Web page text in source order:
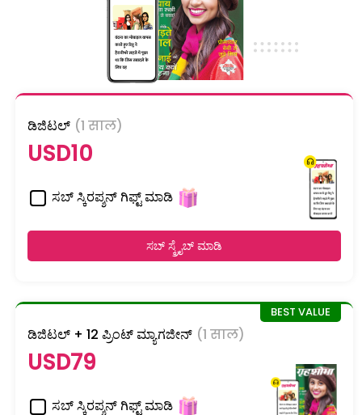
ಡಿಜಿಟಲ್ (1 साल)
USD10
ಸಬ್ ಸ್ಕಿರಪ್ಶನ್ ಗಿಫ್ಟ್ ಮಾಡಿ
ಸಬ್ ಸ್ಕ್ರೈಬ್ ಮಾಡಿ
ಡಿಜಿಟಲ್ + 12 ಪ್ರಿಂಟ್ ಮ್ಯಾಗಜೀನ್ (1 साल)
USD79
ಸಬ್ ಸ್ಕಿರಪ್ಶನ್ ಗಿಫ್ಟ್ ಮಾಡಿ